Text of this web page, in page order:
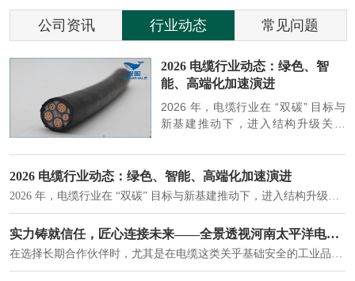
公司资讯 行业动态 常见问题
2026 电缆行业动态：绿色、智
能、高端化加速演进
2026 年，电缆行业在 “双碳” 目标与
新基建推动下，进入结构升级关键
大清晰趋势，市场格局持续优化。
2026 电缆行业动态：绿色、智能、高端化加速演进
实力铸就信任，匠心连接未来——全景透视河南太平洋电缆厂
在选择长期合作伙伴时，尤其是在电缆这类关乎基础安全的工业品上，供应商的“内在实力”远比一纸报价单更重要。今天，我们邀请您“云参观”河南太平洋电缆厂，透过每一个细节，看我们如何将“可靠”二字，铸入每一米电缆。